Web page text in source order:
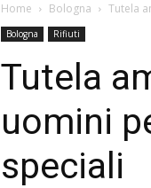
Home Bologna Tutela
Bologna Rifiuti
Tutela
uomini
speciali